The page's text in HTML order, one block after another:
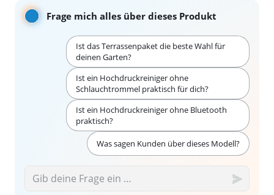
Frage mich alles über dieses Produkt
Ist das Terrassenpaket die beste Wahl für
deinen Garten?
Ist ein Hochdruckreiniger ohne
Schlauchtrommel praktisch für dich?
Ist ein Hochdruckreiniger ohne Bluetooth
praktisch?
Was sagen Kunden über dieses Modell?